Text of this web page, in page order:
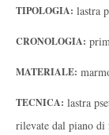
TIPOLOGIA: lastra
CRONOLOGIA:
MATERIALE:
TECNICA: lastra
rilevate dal piano